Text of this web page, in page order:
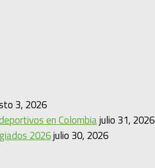
3, 2026
en Colombiajulio 31, 2026
2026julio 30, 2026